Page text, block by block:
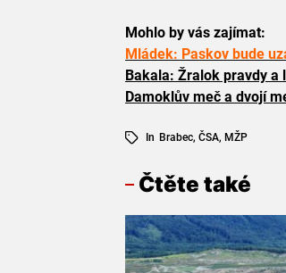
Mohlo by vás zajímat:
Mládek: Paskov bude
Bakala: Žralok pravdy a
Damoklův meč a dvojí
In Brabec, ČSA, MŽP
Čtěte také